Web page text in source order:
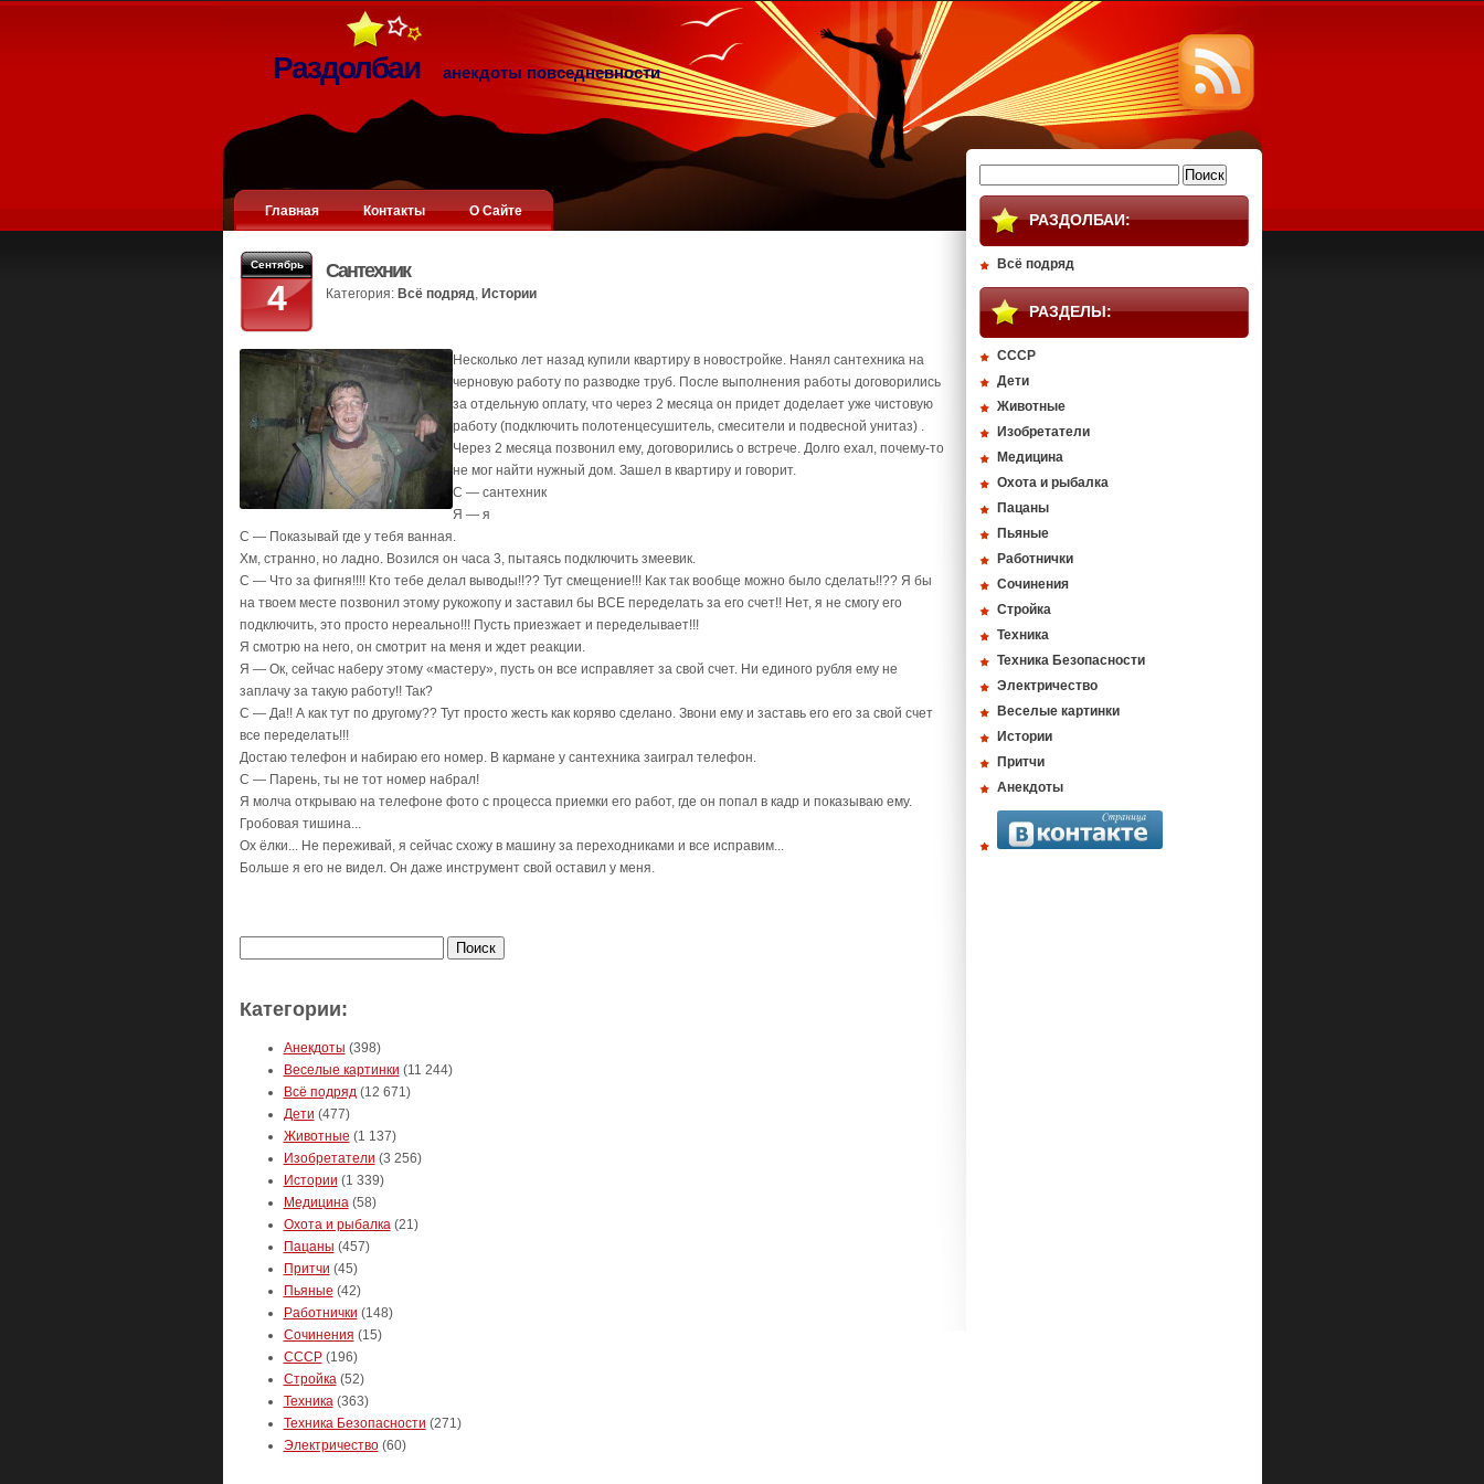
Раздолбаи анекдоты повседневности
Главная Контакты О Сайте
Сентябрь
4
Сантехник
Категория: Всё подряд, Истории
Несколько лет назад купили квартиру в новостройке. Нанял сантехника на
черновую работу по разводке труб. После выполнения работы договорились
за отдельную оплату, что через 2 месяца он придет доделает уже чистовую
работу (подключить полотенцесушитель, смесители и подвесной унитаз) .
Через 2 месяца позвонил ему, договорились о встрече. Долго ехал, почему-то
не мог найти нужный дом. Зашел в квартиру и говорит.
С — сантехник
Я — я
С — Показывай где у тебя ванная.
Хм, странно, но ладно. Возился он часа 3, пытаясь подключить змеевик.
С — Что за фигня!!!! Кто тебе делал выводы!!?? Тут смещение!!! Как так вообще можно было сделать!!?? Я бы
на твоем месте позвонил этому рукожопу и заставил бы ВСЕ переделать за его счет!! Нет, я не смогу его
подключить, это просто нереально!!! Пусть приезжает и переделывает!!!
Я смотрю на него, он смотрит на меня и ждет реакции.
Я — Ок, сейчас наберу этому «мастеру», пусть он все исправляет за свой счет. Ни единого рубля ему не
заплачу за такую работу!! Так?
С — Да!! А как тут по другому?? Тут просто жесть как коряво сделано. Звони ему и заставь его его за свой счет
все переделать!!!
Достаю телефон и набираю его номер. В кармане у сантехника заиграл телефон.
С — Парень, ты не тот номер набрал!
Я молча открываю на телефоне фото с процесса приемки его работ, где он попал в кадр и показываю ему.
Гробовая тишина...
Ох ёлки... Не переживай, я сейчас схожу в машину за переходниками и все исправим...
Больше я его не видел. Он даже инструмент свой оставил у меня.
Категории:
Анекдоты (398)
Веселые картинки (11 244)
Всё подряд(12 671)
Дети (477)
Животные (1 137)
Изобретатели (3 256)
Истории (1 339)
Медицина(58)
Охота и рыбалка(21)
Пацаны (457)
Притчи (45)
Пьяные (42)
Работнички (148)
Сочинения (15)
СССР(196)
Стройка(52)
Техника(363)
Техника Безопасности (271)
Электричество(60)
РАЗДОЛБАИ:
Всё подряд
РАЗДЕЛЫ:
СССР
Дети
Животные
Изобретатели
Медицина
Охота и рыбалка
Пацаны
Пьяные
Работнички
Сочинения
Стройка
Техника
Техника Безопасности
Электричество
Веселые картинки
Истории
Притчи
Анекдоты